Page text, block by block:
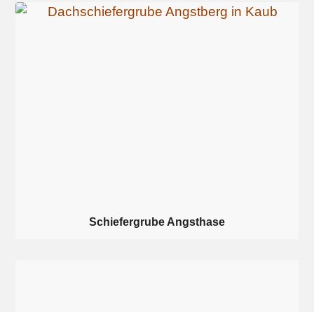
Schiefergrube Angsthase